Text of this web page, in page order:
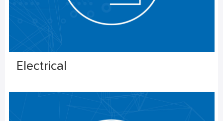
Electrical